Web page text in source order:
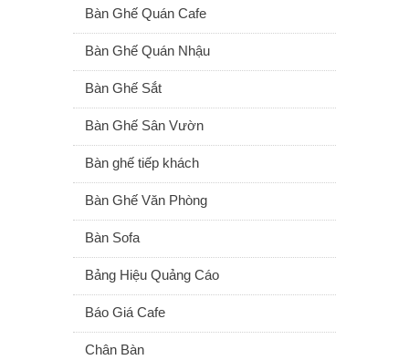
Bàn Ghế Quán Cafe
Bàn Ghế Quán Nhậu
Bàn Ghế Sắt
Bàn Ghế Sân Vườn
Bàn ghế tiếp khách
Bàn Ghế Văn Phòng
Bàn Sofa
Bảng Hiệu Quảng Cáo
Báo Giá Cafe
Chân Bàn